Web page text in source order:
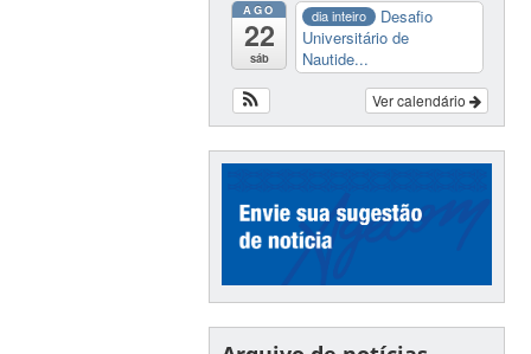
AGO
22
sáb
dia inteiro
Desafio
Universitário de
Nautide...
Ver calendário